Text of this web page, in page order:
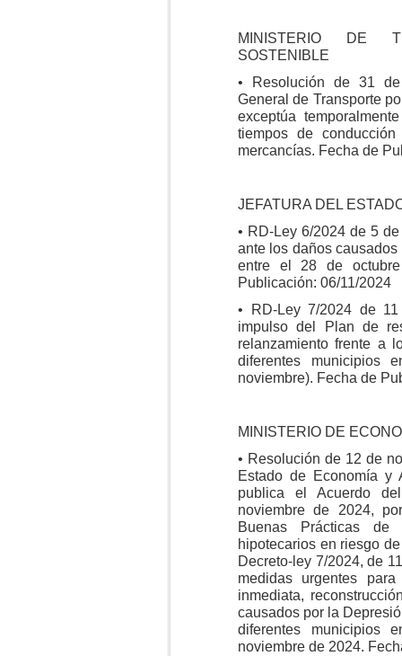
MINISTERIO DE
SOSTENIBLE
• Resolución de 31
General de Transporte
exceptúa
tiempos de
mercancías. Fecha de
JEFATURA DEL
• RD-Ley 6/2024 de 5
ante los daños
entre el 28 de
Publicación: 06/11/2024
• RD-Ley 7/2024 de
impulso del Plan de
relanzamiento frente a
diferentes
noviembre). Fecha de
MINISTERIO DE
• Resolución de 12 de
Estado de Economía
publica el Acuerdo
noviembre de 2024,
Buenas Prácticas de
hipotecarios en riesgo
Decreto-ley 7/2024, de
medidas urgentes
inmediata,
causados por la
diferentes
noviembre de 2024.